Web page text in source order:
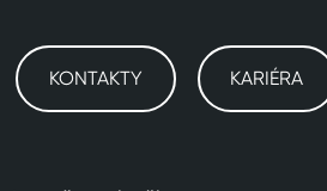
KONTAKTY KARIÉRA